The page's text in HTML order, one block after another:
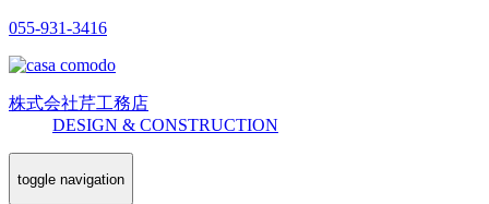
055-931-3416
株式会社芹工務店
DESIGN & CONSTRUCTION
toggle navigation